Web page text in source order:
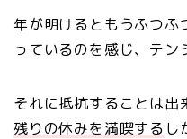
年が明けるともうふつふ
っているのを感じ、テン
それに抵抗することは出
残りの休みを満喫する し